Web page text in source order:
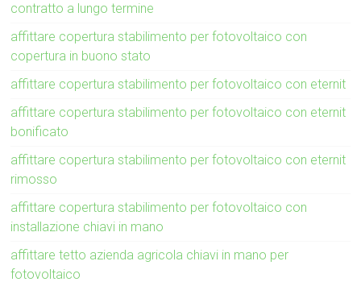
contratto a lungo termine
affittare copertura stabilimento per fotovoltaico con
copertura in buono stato
affittare copertura stabilimento per fotovoltaico con eternit
affittare copertura stabilimento per fotovoltaico con eternit
bonificato
affittare copertura stabilimento per fotovoltaico con eternit
rimosso
affittare copertura stabilimento per fotovoltaico con
installazione chiavi in mano
affittare tetto azienda agricola chiavi in mano per
fotovoltaico